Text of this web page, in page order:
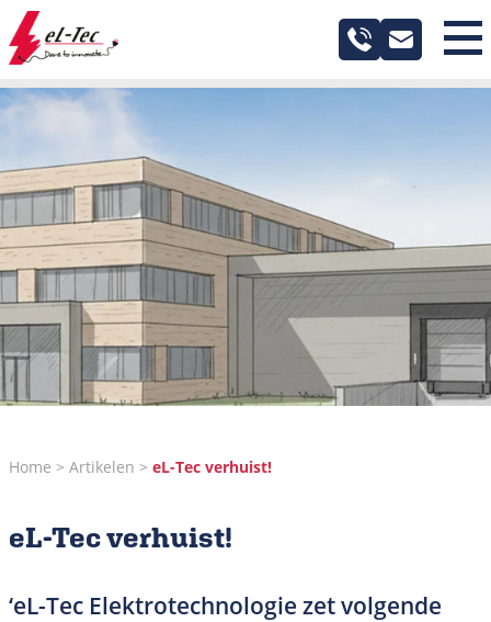
Industrie
Maritiem
Service
Projecten
Over ons
Nieuws
Home Artikelen eL-Tec verhuist!
eL-Tec verhuist!
‘eL-Tec Elektrotechnologie zet volgende